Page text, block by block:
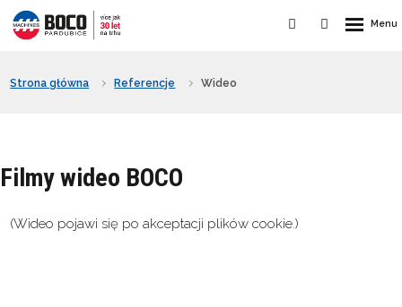
Strona główna Referencje Wideo
Filmy wideo BOCO
(Wideo pojawi się po akceptacji plików cookie.)